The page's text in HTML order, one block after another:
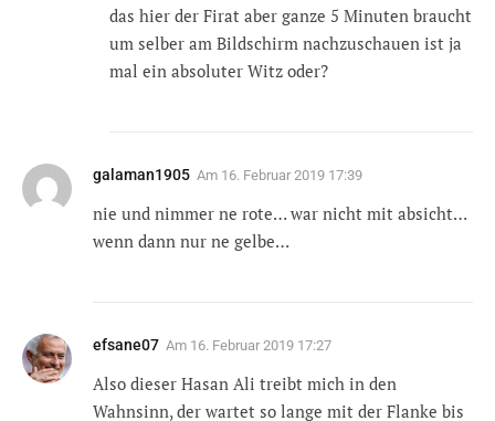
das hier der Firat aber ganze 5 Minuten braucht
um selber am Bildschirm nachzuschauen ist ja
mal ein absoluter Witz oder?
galaman1905 Am 16. Februar 2019 17:39
nie und nimmer ne rote… war nicht mit absicht…
wenn dann nur ne gelbe…
efsane07 Am 16. Februar 2019 17:27
Also dieser Hasan Ali treibt mich in den
Wahnsinn, der wartet so lange mit der Flanke bis